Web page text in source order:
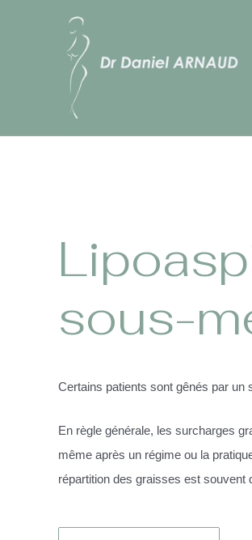
sous-
Certains patients sont gênés par un
En règle générale, les surcharges
même après un régime ou la
répartition des graisses est souvent